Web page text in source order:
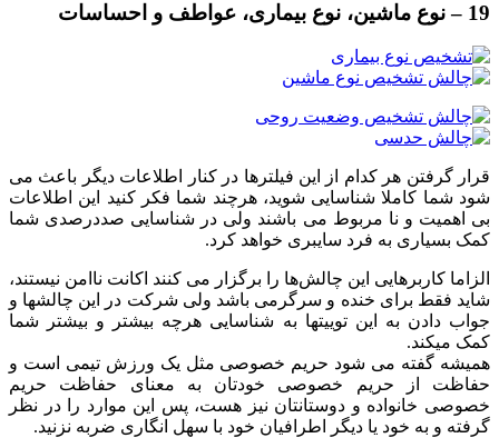
19 – نوع ماشین، نوع بیماری، عواطف و احساسات
قرار گرفتن هر کدام از این فیلترها در کنار اطلاعات دیگر باعث می
شود شما کاملا شناسایی شوید، هرچند شما فکر کنید این اطلاعات
بی اهمیت و نا مربوط می باشند ولی در شناسایی صددرصدی شما
کمک بسیاری به فرد سایبری خواهد کرد.
الزاما کاربرهایی این چالش‌ها را برگزار می کنند اکانت ناامن نیستند،
شاید فقط برای خنده و سرگرمی باشد ولی شرکت در این چالشها و
جواب دادن به این توییتها به شناسایی هرچه بیشتر و بیشتر شما
کمک میکند.
همیشه گفته می شود حریم خصوصی مثل یک ورزش تیمی است و
حفاظت از حریم خصوصی خودتان به معنای حفاظت حریم
خصوصی خانواده و دوستانتان نیز هست، پس این موارد را در نظر
گرفته و به خود یا دیگر اطرافیان خود با سهل انگاری ضربه نزنید.